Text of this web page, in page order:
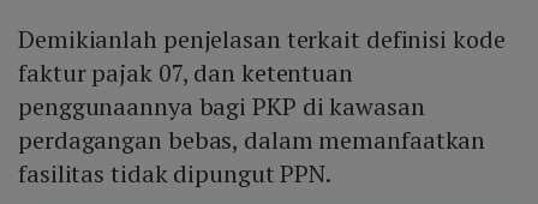
Demikianlah penjelasan terkait definisi kode
faktur pajak 07, dan ketentuan
penggunaannya bagi PKP di kawasan
perdagangan bebas, dalam memanfaatkan
fasilitas tidak dipungut PPN.